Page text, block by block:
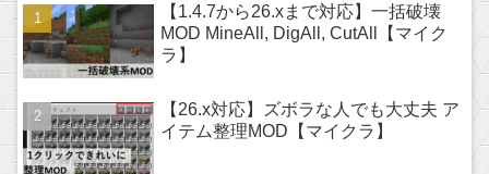
【1.4.7から26.xまで対応】一括破壊
MOD MineAll, DigAll, CutAll【マイク
ラ】
【26.x対応】ズボラな人でも大丈夫 ア
イテム整理MOD【マイクラ】